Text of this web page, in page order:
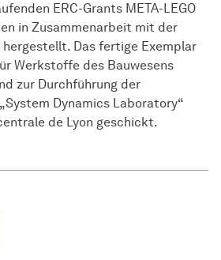
ERC-Grants META-LEGO
in Zusammenarbeit mit der
Das fertige Exemplar
Werkstoffe des Bauwesens
zur Durchführung der
Dynamics Laboratory“
de Lyon geschickt.